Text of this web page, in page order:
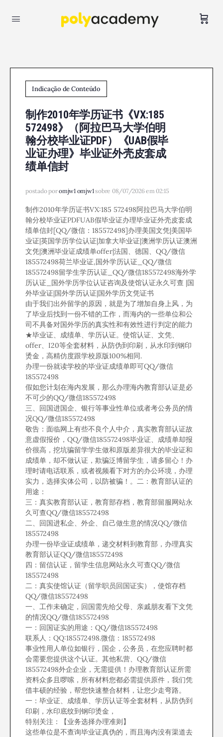
Indicação de Conteúdo
制作2010年学历证书《VX:185
572498》（阿拉巴马大学伯明
翰分校毕业证PDF）《UAB假毕
业证办理》毕业证外壳皮套成
绩单信封
postado poromjw1 omjw1sobre 08/07/2026 em 02:15
制作2010年学历证书VX:185 572498阿拉巴马大学伯明
翰分校毕业证PDFUAB假毕业证办理毕业证外壳皮套成
绩单信封[QQ/微信：185572498]办理美国文凭|美国毕
业证|英国学历学位认证|加拿大毕业证|澳洲学历认证澳洲
文凭|澳洲毕业证成绩单offer|法国、德国、QQ/微信
185572498荷兰毕业证,国外学历认证_QQ/微信
185572498留学生学历认证_QQ/微信185572498海外学
历认证_国外学历学位认证咨询及使馆认证永久可查 |国
外毕业证|国外学历认证|国外学历文凭证书
由于我们出外留学的原因，就是为了增加自身上风，为
了毕业后找到一份不错的工作，而海内的一些单位和公
司不具备对国外学历的真实性和有效性进行判定的能力
★毕业证、成绩单、学历认证。使馆认证、文凭、
offer、I20等全套材料，从防伪到印刷，从水印到钢印
烫金，高精仿度跟学校原版100%相同.
办理一份就读学校的毕业证成绩单即可QQ/微信
185572498
假如您计划在海内发展，那么办理海内教育部认证是必
不可少的QQ/微信185572498
三、回国进国企、银行等事业性单位或者考公务员的情
况QQ/微信185572498
敬告：面临网上有些不良个人中介，真实教育部认证故
意虚假报价，QQ/微信185572498毕业证、成绩单却报
价很高，挖坑骗留学学生做和原版差异很大的毕业证和
成绩单，却不做认证，欺骗泛博留学生，请多留心！办
理时请电话联系，或者视频看下对方的办公环境，办理
实力，选择实体公司，以防被骗！。二：教育部认证的
用途：
三：真实教育部认证，教育部存档，教育部留服网站永
久可查QQ/微信185572498
二、回国进私企、外企、自己做生意的情况QQ/微信
185572498
办理一份毕业证成绩单，递交材料到教育部，办理真实
教育部认证QQ/微信185572498
四：留信认证，留学生信息网站永久可查QQ/微信
185572498
二：真实使馆认证（留学职员回国证实），使馆存档
QQ/微信185572498
一、工作未确定，回国需先给父母、亲戚朋友看下文凭
的情况QQ/微信185572498
一：回国证实的用途：QQ/微信185572498
联系人：QQ:185572498.微信：185572498
事业性用人单位如银行，国企，公务员，在您应聘时都
会需要您提供这个认证。其他私营、QQ/微信
185572498外企企业，无需提供！办理教育部认证所需
资料众多且啰嗦，所有材料您都必需提供原件，我们凭
借丰硕的经验，帮您快速整合材料，让您少走弯路。
一：毕业证、成绩单、学历认证等全套材料，从防伪到
印刷，水印底纹到钢印烫金，
特别关注：【业务选择办理准则】
这些单位是不查询毕业证真伪的，而且海内没有渠道去